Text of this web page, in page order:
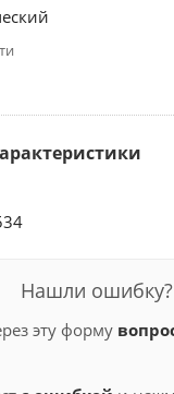
Нашли ошибку?
эту форму